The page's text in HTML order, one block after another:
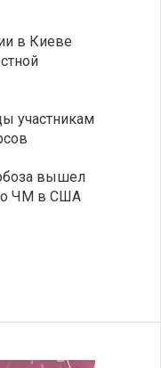
в Киеве
участникам
вышел
ЧМ в США